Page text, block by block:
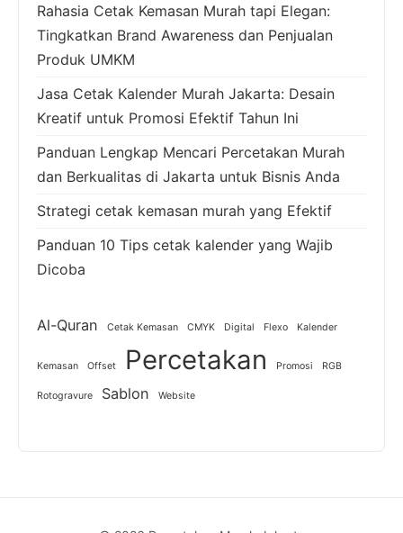
Rahasia Cetak Kemasan Murah tapi Elegan:
Tingkatkan Brand Awareness dan Penjualan
Produk UMKM
Jasa Cetak Kalender Murah Jakarta: Desain
Kreatif untuk Promosi Efektif Tahun Ini
Panduan Lengkap Mencari Percetakan Murah
dan Berkualitas di Jakarta untuk Bisnis Anda
Strategi cetak kemasan murah yang Efektif
Panduan 10 Tips cetak kalender yang Wajib
Dicoba
Al-Quran Cetak Kemasan CMYK Digital Flexo Kalender
Kemasan Offset Percetakan Promosi RGB
Rotogravure Sablon Website